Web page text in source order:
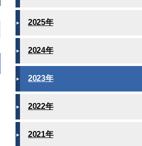
2025年
2024年
2023年
2022年
2021年